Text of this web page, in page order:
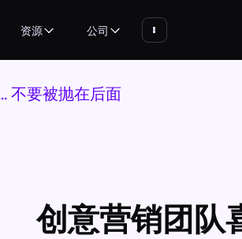
资源 公司
不要被抛在后面
创意营销团队